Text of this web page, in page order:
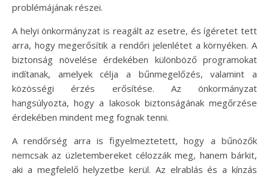
problémájának részei.
A helyi önkormányzat is reagált az esetre, és ígéretet tett
arra, hogy megerősítik a rendőri jelenlétet a környéken. A
biztonság növelése érdekében különböző programokat
indítanak, amelyek célja a bűnmegelőzés, valamint a
közösségi érzés erősítése. Az önkormányzat
hangsúlyozta, hogy a lakosok biztonságának megőrzése
érdekében mindent meg fognak tenni.
A rendőrség arra is figyelmeztetett, hogy a bűnözők
nemcsak az üzletembereket célozzák meg, hanem bárkit,
aki a megfelelő helyzetbe kerül. Az elrablás és a kínzás